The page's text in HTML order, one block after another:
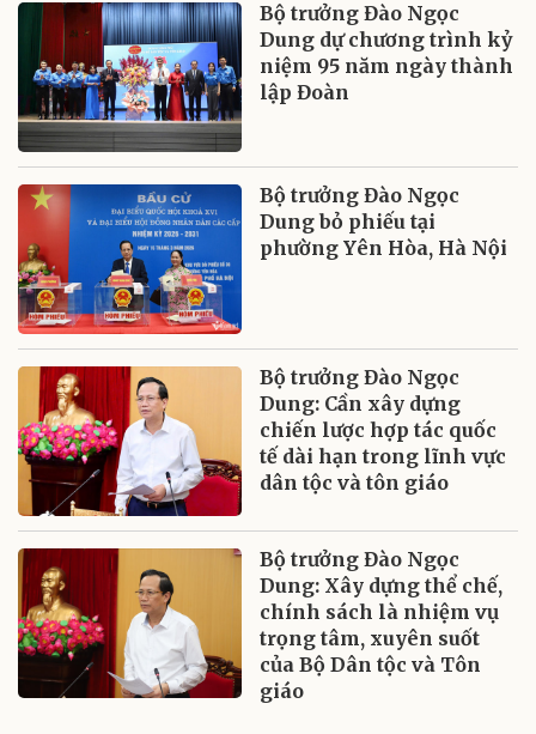
Bộ trưởng Đào Ngọc
Dung dự chương trình kỷ
niệm 95 năm ngày thành
lập Đoàn
Bộ trưởng Đào Ngọc
Dung bỏ phiếu tại
phường Yên Hòa, Hà Nội
Bộ trưởng Đào Ngọc
Dung: Cần xây dựng
chiến lược hợp tác quốc
tế dài hạn trong lĩnh vực
dân tộc và tôn giáo
Bộ trưởng Đào Ngọc
Dung: Xây dựng thể chế,
chính sách là nhiệm vụ
trọng tâm, xuyên suốt
của Bộ Dân tộc và Tôn
giáo